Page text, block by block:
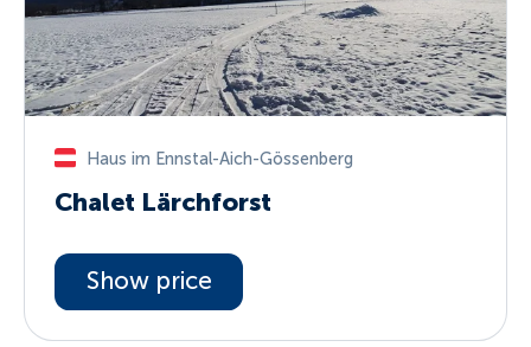
Haus im Ennstal-Aich-Gössenberg
Chalet Lärchforst
Show price